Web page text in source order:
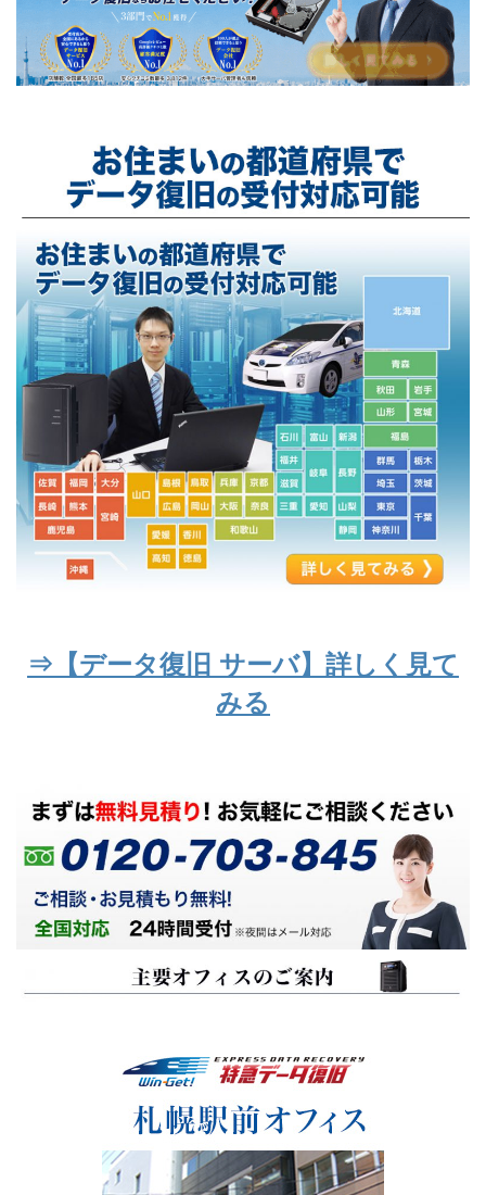
⇒【データ復旧 サーバ】詳しく見て
みる